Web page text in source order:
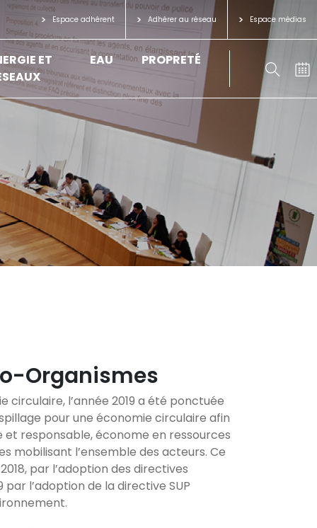
Espace adhérent Adhérer au réseau Espace médias
ET
EAU PROPRETÉ
Organismes
circulaire, l’année 2019 a été ponctuée
pour une économie circulaire afin
et responsable, économe en ressources
mobilisant l’ensemble des acteurs. Ce
par l’adoption des directives
l’adoption de la directive SUP